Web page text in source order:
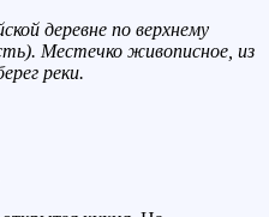
деревне по верхнему
Местечко живописное, из
реки.